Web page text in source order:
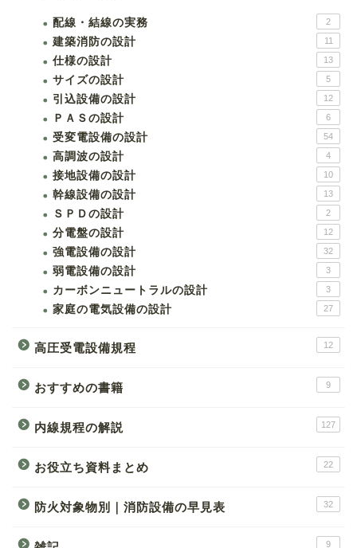
配線・結線の実務 2
建築消防の設計 11
仕様の設計 13
サイズの設計 5
引込設備の設計 12
ＰＡＳの設計 6
受変電設備の設計 54
高調波の設計 4
接地設備の設計 10
幹線設備の設計 13
ＳＰＤの設計 2
分電盤の設計 12
強電設備の設計 32
弱電設備の設計 3
カーボンニュートラルの設計 3
家庭の電気設備の設計 27
高圧受電設備規程 12
おすすめの書籍 9
内線規程の解説 127
お役立ち資料まとめ 22
防火対象物別｜消防設備の早見表 32
9